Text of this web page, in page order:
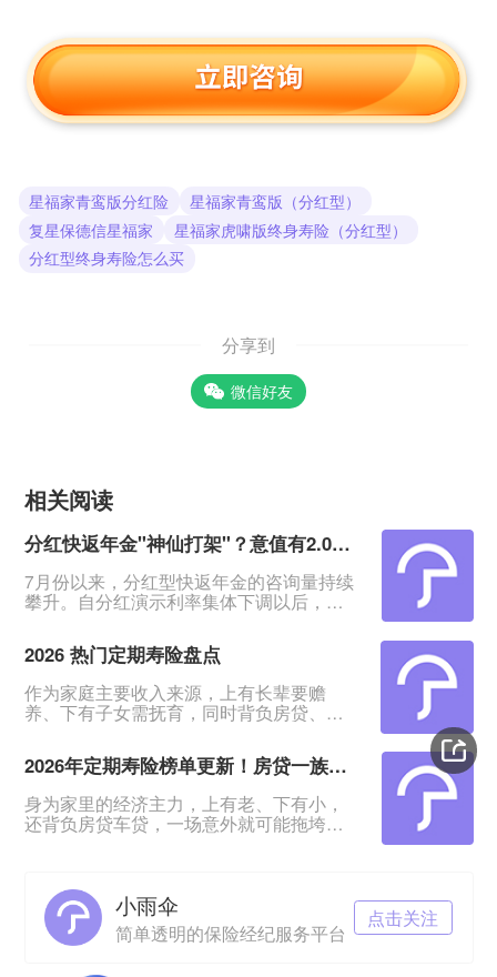
星福家青鸾版分红险
星福家青鸾版（分红型）
复星保德信星福家
星福家虎啸版终身寿险（分红型）
分红型终身寿险怎么买
分享到
微信好友
相关阅读
分红快返年金"神仙打架"？意值有2.0深度测评！
7月份以来，分红型快返年金的咨询量持续
攀升。自分红演示利率集体下调以后，相
2.9%、30年IRR约2.6%的表现，快返年金
从第5年末起就能领约3%的年金及红利，
能更能快速抓住客户的眼球。&nbsp;在整
体热度上升的同时，各家保险公司也纷纷
推出主力产品，快返年金赛道进入&quot;
华等
2026 热门定期寿险盘点
作为家庭主要收入来源，上有长辈要赡
养、下有子女需抚育，同时背负房贷、车
济很容易陷入崩塌。定期寿险凭借低廉保
费、高额保障的优势，成为普通家庭门槛
最低、实用性最强的刚需保障。如今市面
上定寿产品层出不穷，不同产品在理赔规
则、健康告知、免责条款上差异明显，普
2026年定期寿险榜单更新！房贷一族必备！
身为家里的经济主力，上有老、下有小，
还背负房贷车贷，一场意外就可能拖垮全
有差别，普通人怎么挑选？&nbsp;今日更
新2026年定期寿险榜单，这是结合普通家
庭真实需求筛选出来的优秀产品，不同家
小雨伞
简单透明的保险经纪服务平台
点击关注